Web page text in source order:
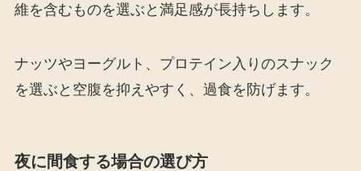
維を含むものを選ぶと満足感が長持ちします。
ナッツやヨーグルト、プロテイン入りのスナック
を選ぶと空腹を抑えやすく、過食を防げます。
夜に間食する場合の選び方